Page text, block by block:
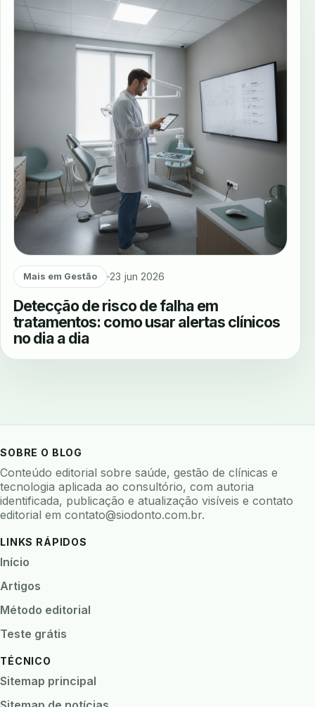
Mais em Gestão 23 jun 2026
Detecção de risco de falha em
tratamentos: como usar alertas clínicos
no dia a dia
SOBRE O BLOG
Conteúdo editorial sobre saúde, gestão de clínicas e
tecnologia aplicada ao consultório, com autoria
identificada, publicação e atualização visíveis e contato
editorial em contato@siodonto.com.br.
LINKS RÁPIDOS
Início
Artigos
Método editorial
Teste grátis
TÉCNICO
Sitemap principal